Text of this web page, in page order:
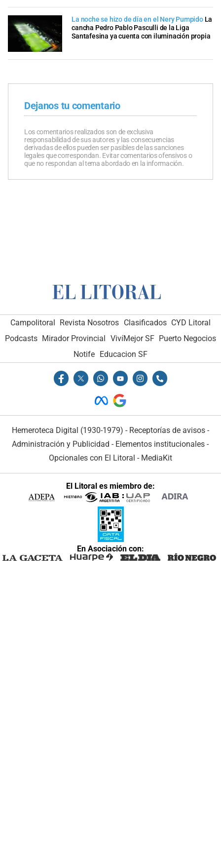
La noche se hizo de día en el Nery Pumpido La
cancha Pedro Pablo Pasculli de la Liga
Santafesina ya cuenta con iluminación propia
Dejanos tu comentario
Los comentarios realizados son de exclusiva
responsabilidad de sus autores y las consecuencias
derivadas de ellos pueden ser pasibles de las sanciones
legales que correspondan. Evitar comentarios ofensivos o
que no respondan al tema abordado en la información.
Campolitoral Revista Nosotros Clasificados CYD Litoral
Podcasts Mirador Provincial VivíMejor SF Puerto Negocios
Notife
Educacion SF
Hemeroteca Digital (1930-1979) - Receptorías de avisos -
Administración y Publicidad - Elementos institucionales -
Opcionales con El Litoral - MediaKit
El Litoral es miembro de:
En Asociación con: